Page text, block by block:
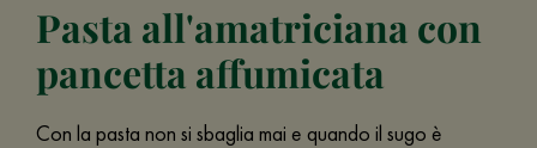
Pasta all'amatriciana con
pancetta affumicata
Con la pasta non si sbaglia mai e quando il sugo è